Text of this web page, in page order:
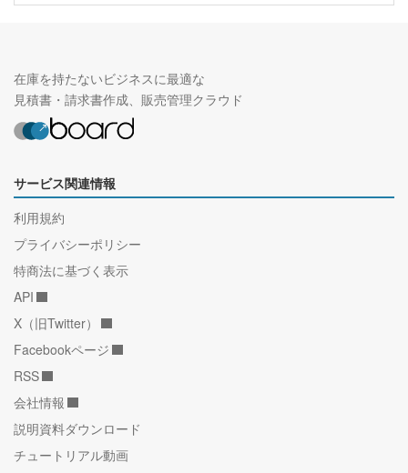
在庫を持たないビジネスに最適な
見積書・請求書作成、販売管理クラウド
サービス関連情報
利用規約
プライバシーポリシー
特商法に基づく表示
API
X（旧Twitter）
Facebookページ
RSS
会社情報
説明資料ダウンロード
チュートリアル動画